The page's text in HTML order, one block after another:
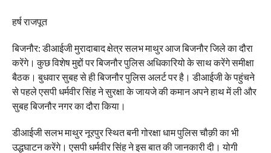
हर्ष राजपूत
बिजनौर: डीआईजी मुरादाबाद क्षेत्र सलभ माथुर आज बिजनौर जिले का दौरा
करेंगे। कुछ विशेष मुद्दों पर बिजनौर पुलिस अधिकारियो के साथ करेंगे समीक्षा
बैठक। बुधवार सुबह से ही बिजनौर पुलिस अलर्ट पर है। डीआईजी के पहुंचने
से पहले एसपी धर्मवीर सिंह ने सुरक्षा के जायजे की कमान अपने हाथ में ली और
सुबह बिजनौर नगर का दौरा किया।
डीआईजी सलभ माथुर नूरपुर स्थित बनी गोरक्षा धाम पुलिस चौक़ी का भी
उद्धघाटन करेंगे। एसपी धर्मवीर सिंह ने इस बात की जानकारी दी। योगी